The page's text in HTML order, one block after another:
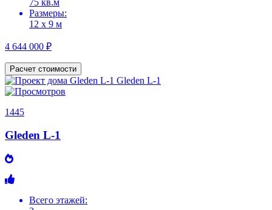
Размеры:
12 х 9 м
4 644 000 ₽
Расчет стоимости
1445
Gleden L-1
Всего этажей: